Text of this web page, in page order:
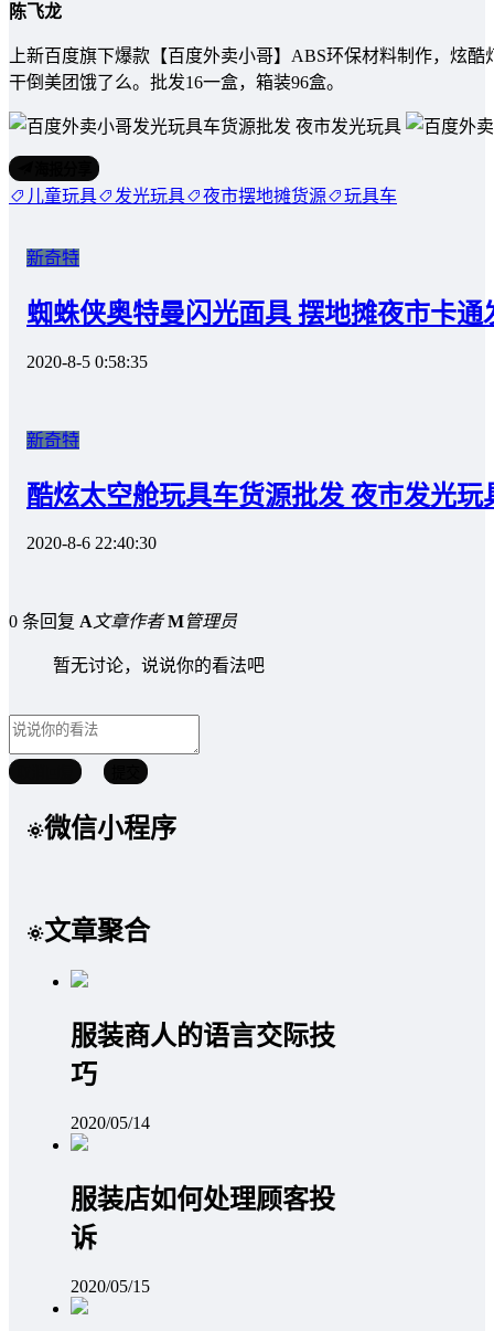
陈飞龙
上新百度旗下爆款【百度外卖小哥】ABS环保材料制作，炫
干倒美团饿了么。批发16一盒，箱装96盒。
儿童玩具 发光玩具 夜市摆地摊货源 玩具车
新奇特
蜘蛛侠奥特曼闪光面具 摆地摊夜市卡通
2020-8-5 0:58:35
新奇特
酷炫太空舱玩具车货源批发 夜市发光玩
2020-8-6 22:40:30
0 条回复 A文章作者 M管理员
暂无讨论，说说你的看法吧
微信小程序
文章聚合
服装商人的语言交际技
巧
2020/05/14
服装店如何处理顾客投
诉
2020/05/15